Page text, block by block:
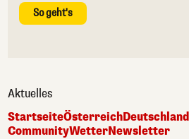
So geht's
Aktuelles
StartseiteÖsterreichDeutschland
CommunityWetterNewsletter